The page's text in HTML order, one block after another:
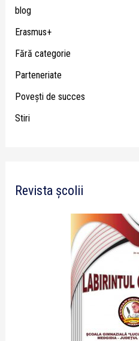
blog
Erasmus+
Fără categorie
Parteneriate
Poveşti de succes
Stiri
Revista școlii